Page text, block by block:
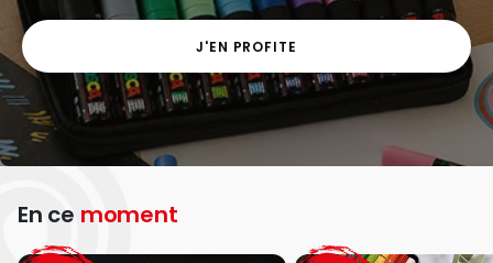
J'EN PROFITE
En ce moment